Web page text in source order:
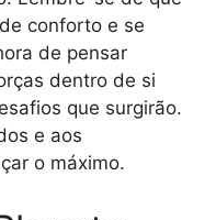
conforto e se
de pensar
dentro de si
que surgirão.
e aos
o máximo.